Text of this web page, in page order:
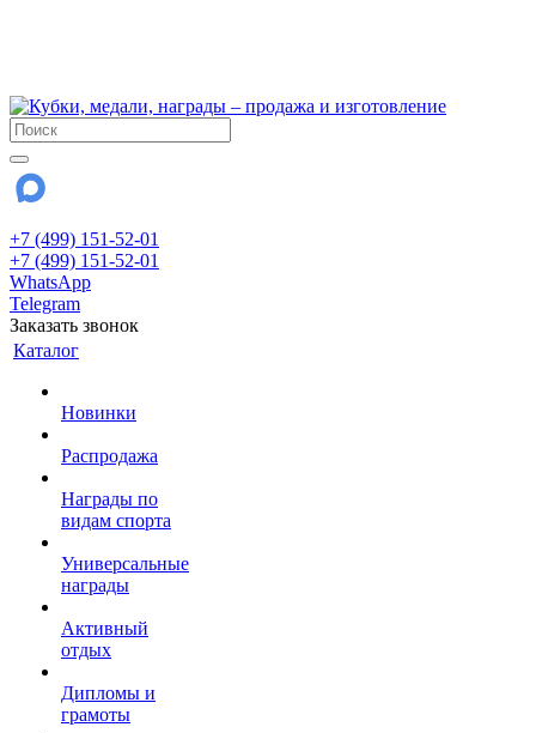
+7 (499) 151-52-01
+7 (499) 151-52-01
WhatsApp
Telegram
Заказать звонок
Каталог
Новинки
Распродажа
Награды по
видам спорта
Универсальные
награды
Активный
отдых
Дипломы и
грамоты